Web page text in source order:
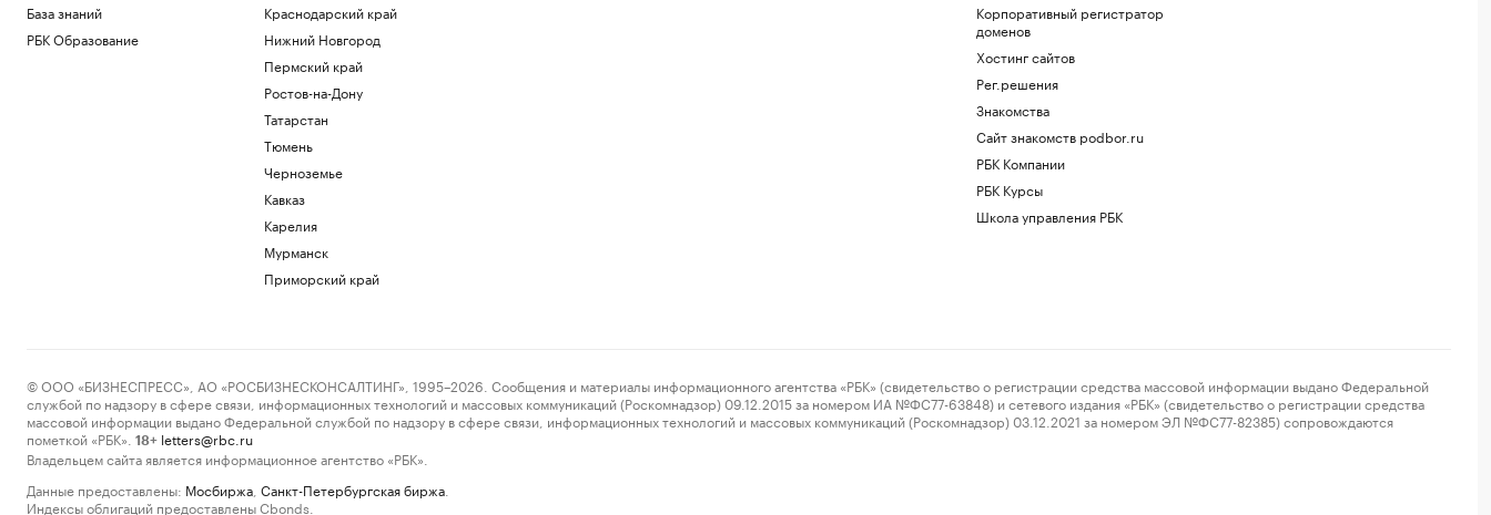
База знаний
РБК Образование
Краснодарский край
Нижний Новгород
Пермский край
Ростов-на-Дону
Татарстан
Тюмень
Черноземье
Кавказ
Карелия
Мурманск
Приморский край
Корпоративный регистратор
доменов
Хостинг сайтов
Рег.решения
Знакомства
Сайт знакомств podbor.ru
РБК Компании
РБК Курсы
Школа управления РБК
© ООО «БИЗНЕСПРЕСС», АО «РОСБИЗНЕСКОНСАЛТИНГ», 1995–2026. Сообщения и материалы информационного агентства «РБК» (свидетельство о регистрации средства массовой информации выдано Федеральной
службой по надзору в сфере связи, информационных технологий и массовых коммуникаций (Роскомнадзор) 09.12.2015 за номером ИА №ФС77-63848) и сетевого издания «РБК» (свидетельство о регистрации средства
массовой информации выдано Федеральной службой по надзору в сфере связи, информационных технологий и массовых коммуникаций (Роскомнадзор) 03.12.2021 за номером ЭЛ №ФС77-82385) сопровождаются
пометкой «РБК».
18+ letters@rbc.ru
Владельцем сайта является информационное агентство «РБК».
Данные предоставлены: Мосбиржа Санкт-Петербургская биржа
Индексы облигаций предоставлены Cbonds.